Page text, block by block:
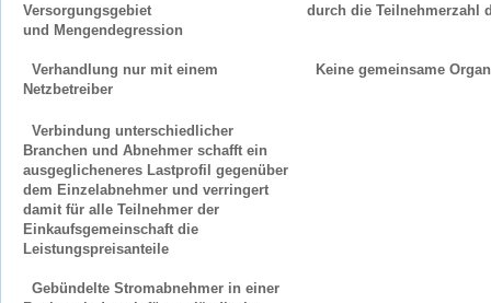
Versorgungsgebiet
und Mengendegression
durch die Teilnehmerzahl
Verhandlung nur mit einem
Netzbetreiber
Keine gemeinsame
Verbindung unterschiedlicher
Branchen und Abnehmer schafft ein
ausgeglicheneres Lastprofil gegenüber
dem Einzelabnehmer und verringert
damit für alle Teilnehmer der
Einkaufsgemeinschaft die
Leistungspreisanteile
Gebündelte Stromabnehmer in einer